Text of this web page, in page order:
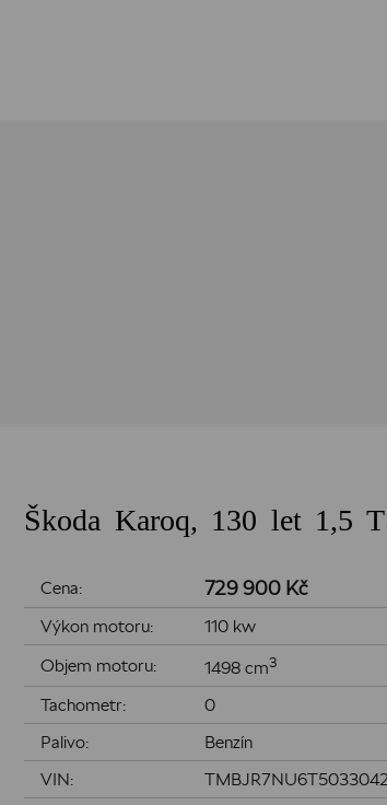
Škoda Karoq, 130 let 1,5
Cena: 729 900 Kč
Výkon motoru:
110 kw
Objem motoru:
1498 cm3
Tachometr:
0
Palivo:
Benzín
VIN: